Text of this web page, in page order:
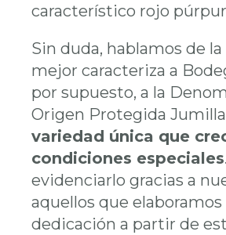
característico rojo
Sin duda, hablamos de
mejor caracteriza a
por supuesto, a la
Origen Protegida
variedad única que
condiciones especiales
evidenciarlo gracias a
aquellos que
dedicación a partir de